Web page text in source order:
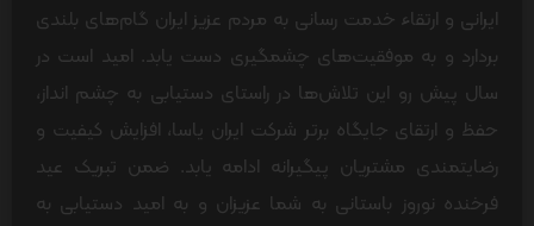
ایرانی و ارتقاء خدمت رسانی به مردم عزیز ایران گام‌های بلندی
بردارد و به موفقیت‌های چشمگیری دست یابد. امید است در
سال پیش رو این تلاش‌ها در راستای دستیابی به چشم انداز،
حفظ و ارتقای جایگاه برتر شرکت ایران یاسا، افزایش کیفیت و
رضایتمندی مشتریان پیگیرانه ادامه یابد. ضمن تبریک عید
فرخنده نوروز باستانی به شما عزیزان و به امید دستیابی به